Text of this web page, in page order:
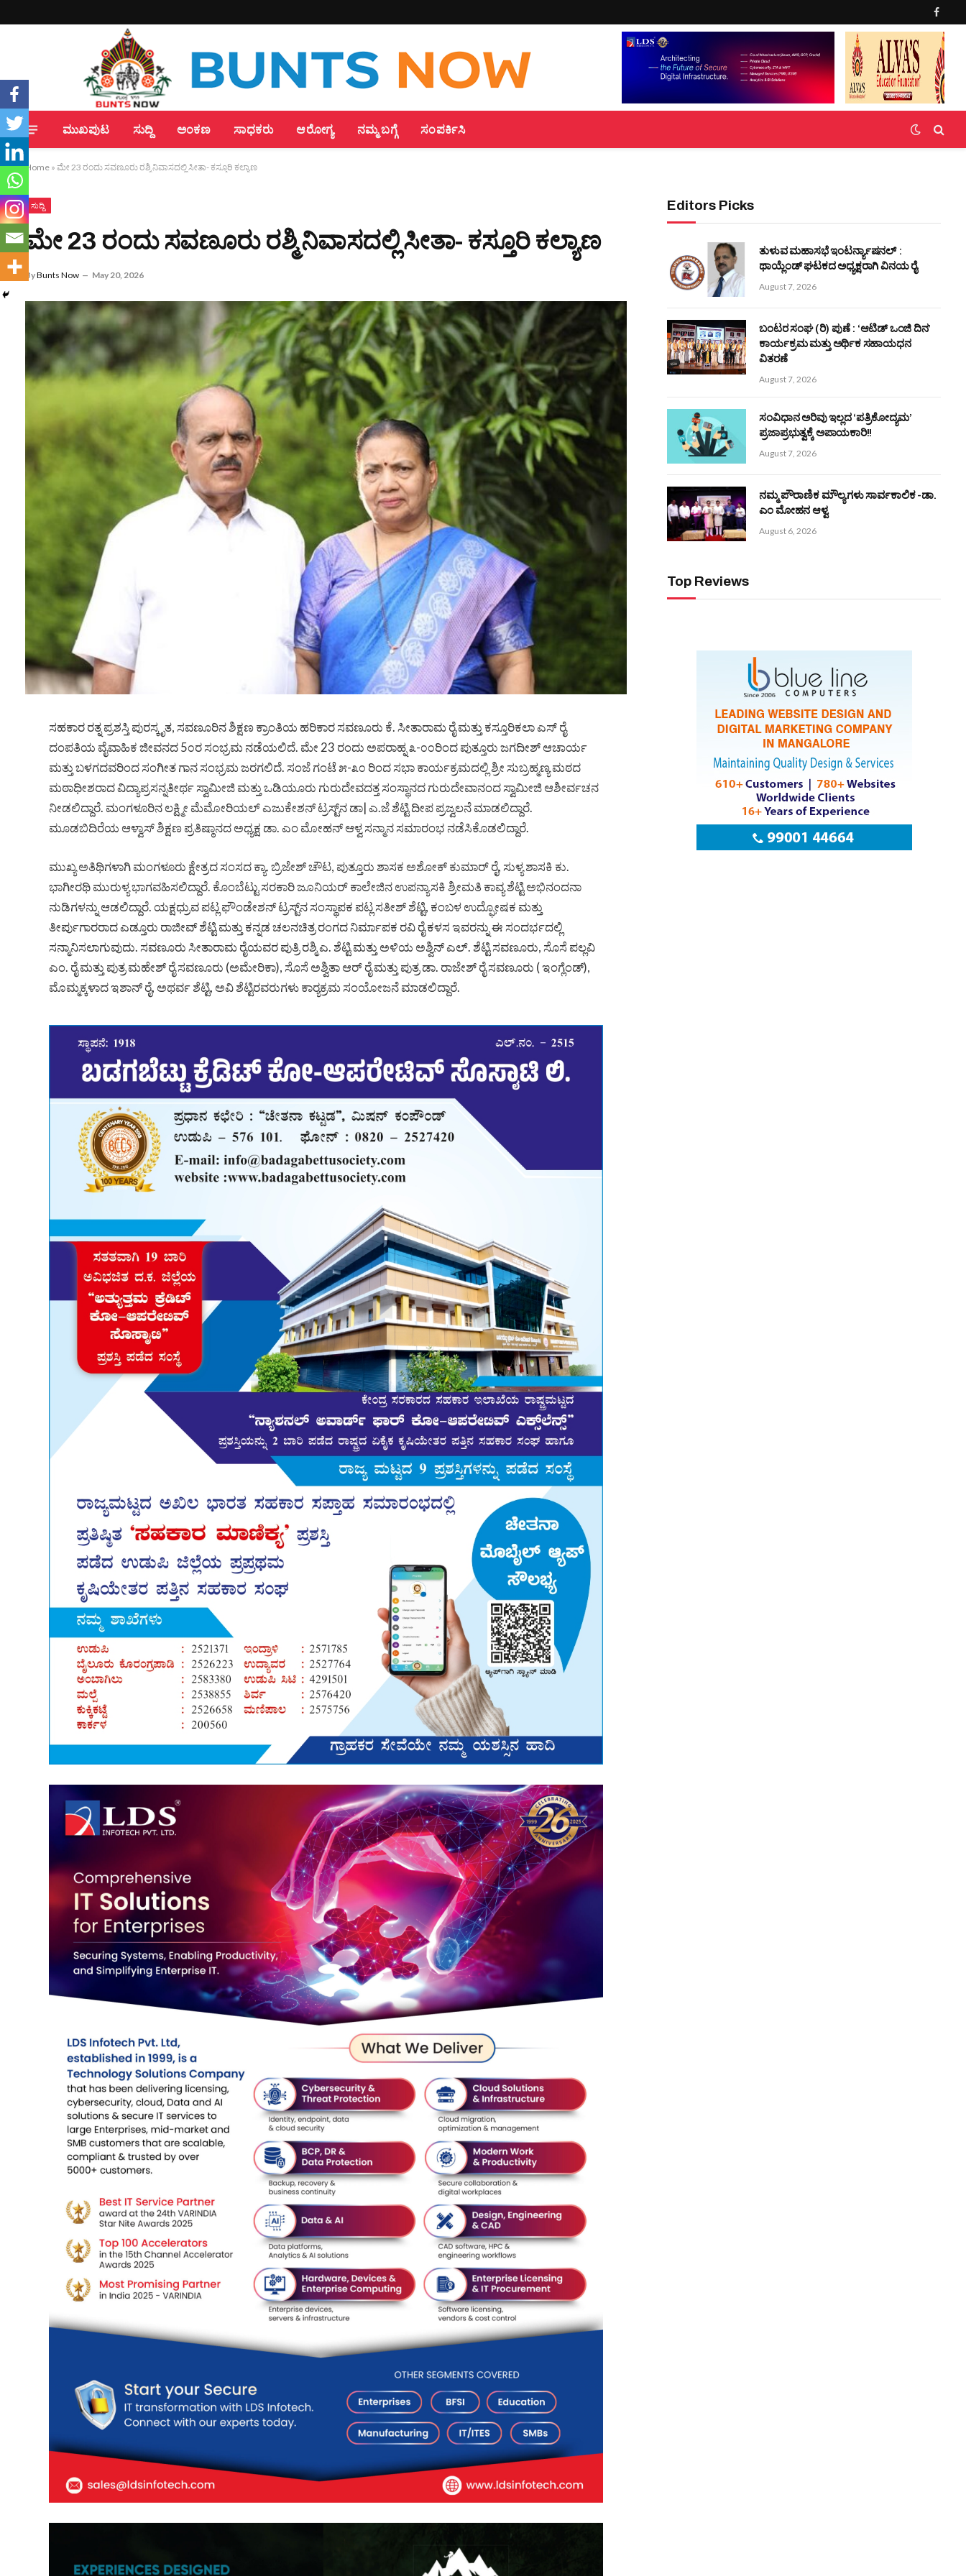
ಮುಖಪುಟ ಸುದ್ದಿ ಅಂಕಣ ಸಾಧಕರು ಆರೋಗ್ಯ ನಮ್ಮ ಬಗ್ಗೆ ಸಂಪರ್ಕಿಸಿ
Home » ಮೇ 23 ರಂದು ಸವಣೂರು ರಶ್ಮಿ ನಿವಾಸದಲ್ಲಿ ಸೀತಾ- ಕಸ್ತೂರಿ ಕಲ್ಯಾಣ
ಸುದ್ದಿ
ಮೇ 23 ರಂದು ಸವಣೂರು ರಶ್ಮಿ ನಿವಾಸದಲ್ಲಿ ಸೀತಾ- ಕಸ್ತೂರಿ ಕಲ್ಯಾಣ
ByBunts Now May 20, 2026
ಸಹಕಾರ ರತ್ನ ಪ್ರಶಸ್ತಿ ಪುರಸ್ಕೃತ, ಸವಣೂರಿನ ಶಿಕ್ಷಣ ಕ್ರಾಂತಿಯ ಹರಿಕಾರ ಸವಣೂರು ಕೆ. ಸೀತಾರಾಮ ರೈ ಮತ್ತು ಕಸ್ತೂರಿಕಲಾ ಎಸ್ ರೈ
ದಂಪತಿಯ ವೈವಾಹಿಕ ಜೀವನದ 5೦ರ ಸಂಭ್ರಮ ನಡೆಯಲಿದೆ. ಮೇ 23 ರಂದು ಅಪರಾಹ್ನ ೩-೦೦ರಿಂದ ಪುತ್ತೂರು ಜಗದೀಶ್ ಆಚಾರ್ಯ
ಮತ್ತು ಬಳಗದವರಿಂದ ಸಂಗೀತ ಗಾನ ಸಂಭ್ರಮ ಜರಗಲಿದೆ. ಸಂಜೆ ಗಂಟೆ ೫-೩೦ ರಿಂದ ಸಭಾ ಕಾರ್ಯಕ್ರಮದಲ್ಲಿ ಶ್ರೀ ಸುಬ್ರಹ್ಮಣ್ಯ ಮಠದ
ಮಠಾಧೀಶರಾದ ವಿದ್ಯಾಪ್ರಸನ್ನತೀರ್ಥ ಸ್ವಾಮೀಜಿ ಮತ್ತು ಒಡಿಯೂರು ಗುರುದೇವದತ್ತ ಸಂಸ್ಥಾನದ ಗುರುದೇವಾನಂದ ಸ್ವಾಮೀಜಿ ಆಶೀರ್ವಚನ
ನೀಡಲಿದ್ದಾರೆ. ಮಂಗಳೂರಿನ ಲಕ್ಷ್ಮೀ ಮೆಮೋರಿಯಲ್ ಎಜುಕೇಶನ್ ಟ್ರಸ್ಟ್‌ನ ಡಾ| ಎ.ಜೆ ಶೆಟ್ಟಿ ದೀಪ ಪ್ರಜ್ವಲನೆ ಮಾಡಲಿದ್ದಾರೆ.
ಮೂಡಬಿದಿರೆಯ ಆಳ್ವಾಸ್ ಶಿಕ್ಷಣ ಪ್ರತಿಷ್ಠಾನದ ಅಧ್ಯಕ್ಷ ಡಾ. ಎಂ ಮೋಹನ್ ಆಳ್ವ ಸನ್ಮಾನ ಸಮಾರಂಭ ನಡೆಸಿಕೊಡಲಿದ್ದಾರೆ.
ಮುಖ್ಯ ಅತಿಥಿಗಳಾಗಿ ಮಂಗಳೂರು ಕ್ಷೇತ್ರದ ಸಂಸದ ಕ್ಯಾ. ಬ್ರಿಜೇಶ್ ಚೌಟ, ಪುತ್ತೂರು ಶಾಸಕ ಅಶೋಕ್ ಕುಮಾರ್ ರೈ, ಸುಳ್ಯ ಶಾಸಕಿ ಕು.
ಭಾಗೀರಥಿ ಮುರುಳ್ಯ ಭಾಗವಹಿಸಲಿದ್ದಾರೆ. ಕೊಂಬೆಟ್ಟು ಸರಕಾರಿ ಜೂನಿಯರ್ ಕಾಲೇಜಿನ ಉಪನ್ಯಾಸಕಿ ಶ್ರೀಮತಿ ಕಾವ್ಯ ಶೆಟ್ಟಿ ಅಭಿನಂದನಾ
ನುಡಿಗಳನ್ನು ಆಡಲಿದ್ದಾರೆ. ಯಕ್ಷಧ್ರುವ ಪಟ್ಲ ಫೌಂಡೇಶನ್ ಟ್ರಸ್ಟ್‌ನ ಸಂಸ್ಥಾಪಕ ಪಟ್ಲ ಸತೀಶ್ ಶೆಟ್ಟಿ, ಕಂಬಳ ಉದ್ಘೋಷಕ ಮತ್ತು
ತೀರ್ಪುಗಾರರಾದ ಎಡ್ತೂರು ರಾಜೀವ್ ಶೆಟ್ಟಿ ಮತ್ತು ಕನ್ನಡ ಚಲನಚಿತ್ರ ರಂಗದ ನಿರ್ಮಾಪಕ ರವಿ ರೈ ಕಳಸ ಇವರನ್ನು ಈ ಸಂದರ್ಭದಲ್ಲಿ
ಸನ್ಮಾನಿಸಲಾಗುವುದು. ಸವಣೂರು ಸೀತಾರಾಮ ರೈಯವರ ಪುತ್ರಿ ರಶ್ಮಿ ಎ. ಶೆಟ್ಟಿ ಮತ್ತು ಅಳಿಯ ಅಶ್ವಿನ್ ಎಲ್. ಶೆಟ್ಟಿ ಸವಣೂರು, ಸೊಸೆ ಪಲ್ಲವಿ
ಎಂ. ರೈ ಮತ್ತು ಪುತ್ರ ಮಹೇಶ್ ರೈ ಸವಣೂರು (ಅಮೇರಿಕಾ), ಸೊಸೆ ಅಶ್ವಿತಾ ಆರ್ ರೈ ಮತ್ತು ಪುತ್ರ ಡಾ. ರಾಜೇಶ್ ರೈ ಸವಣೂರು ( ಇಂಗ್ಲೆಂಡ್),
ಮೊಮ್ಮಕ್ಕಳಾದ ಇಶಾನ್ ರೈ, ಅಥರ್ವ ಶೆಟ್ಟಿ, ಅವಿ ಶೆಟ್ಟಿರವರುಗಳು ಕಾರ್‍ಯಕ್ರಮ ಸಂಯೋಜನೆ ಮಾಡಲಿದ್ದಾರೆ.
Editors Picks
ತುಳುವ ಮಹಾಸಭೆ ಇಂಟರ್ನ್ಯಾಷನಲ್ :
ಥಾಯ್ಲೆಂಡ್ ಘಟಕದ ಅಧ್ಯಕ್ಷರಾಗಿ ವಿನಯ ರೈ
August 7, 2026
ಬಂಟರ ಸಂಘ (ರಿ) ಪುಣೆ : ‘ಆಟಿಡ್ ಒಂಜಿ ದಿನ’
ಕಾರ್ಯಕ್ರಮ ಮತ್ತು ಅರ್ಥಿಕ ಸಹಾಯಧನ
ವಿತರಣೆ
August 7, 2026
ಸಂವಿಧಾನ ಅರಿವು ಇಲ್ಲದ ‘ಪತ್ರಿಕೋದ್ಯಮ’
ಪ್ರಜಾಪ್ರಭುತ್ವಕ್ಕೆ ಅಪಾಯಕಾರಿ!!
August 7, 2026
ನಮ್ಮ ಪೌರಾಣಿಕ ಮೌಲ್ಯಗಳು ಸಾರ್ವಕಾಲಿಕ -ಡಾ.
ಎಂ ಮೋಹನ ಆಳ್ವ
August 6, 2026
Top Reviews